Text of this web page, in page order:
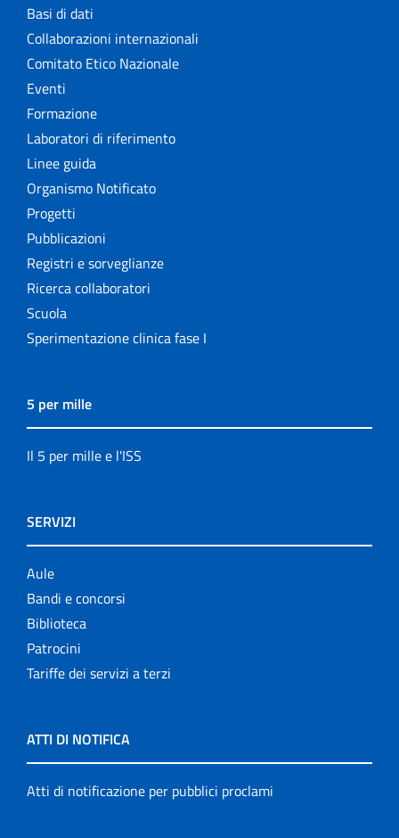
Basi di dati
Collaborazioni internazionali
Comitato Etico Nazionale
Eventi
Formazione
Laboratori di riferimento
Linee guida
Organismo Notificato
Progetti
Pubblicazioni
Registri e sorveglianze
Ricerca collaboratori
Scuola
Sperimentazione clinica fase I
5 per mille
Il 5 per mille e l'ISS
SERVIZI
Aule
Bandi e concorsi
Biblioteca
Patrocini
Tariffe dei servizi a terzi
ATTI DI NOTIFICA
Atti di notificazione per pubblici proclami